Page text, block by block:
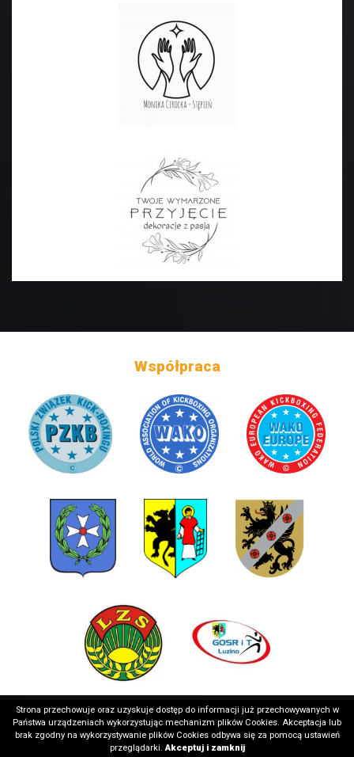
Współpraca
Copyright © 2026 Wejherowskie Stowarzyszenie Sportowe Realizacja: medializer.pl
Strona przechowuje oraz uzyskuje dostęp do informacji już przechowywanych w
Państwa urządzeniach wykorzystując mechanizm plików Cookies. Akceptacja lub
brak zgodny na wykorzystywanie plików Cookies odbywa się za pomocą ustawień
przeglądarki.Akceptuj i zamknij